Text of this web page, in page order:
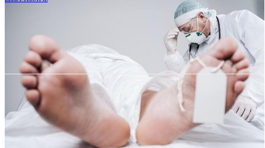
Zgon po koronawirusie stwierdza koroner